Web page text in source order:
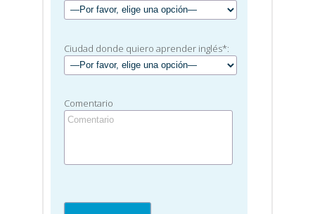
Ciudad donde quiero aprender inglés*:
Comentario